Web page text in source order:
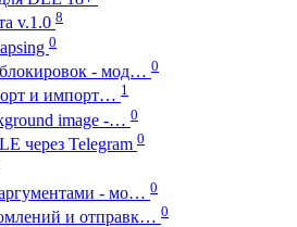
v.1.0 8
0
- мод… 0
и импорт… 1
image -… 0
через Telegram 0
- мо… 0
и отправк… 0